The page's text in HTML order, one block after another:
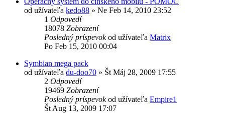
od užívateľa kedo88 » Ne Feb 14, 2010 23:52
1 Odpovedí
18078 Zobrazení
Posledný príspevokod užívateľa Matrix
Po Feb 15, 2010 00:04
Symbian mega pack
od užívateľa du-doo70 » Št Máj 28, 2009 17:55
2 Odpovedí
19469 Zobrazení
Posledný príspevokod užívateľa Empire1
Št Aug 13, 2009 17:07